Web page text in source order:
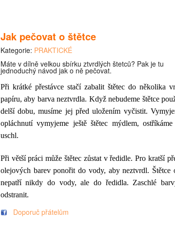
Jak pečovat o štětce
Kategorie: PRAKTICKÉ
Máte v dílně velkou sbírku ztvrdlých štetců? Pak je tu
jednoduchý návod jak o ně pečovat.
Při krátké přestávce stačí zabalit štětec do několika
papíru, aby barva neztvrdla. Když nebudeme štětce
delší dobu, musíme jej před uložením vyčistit.
opláchnutí vymyjeme ještě štětec mýdlem,
uschl.
Při větší práci může štětec zůstat v ředidle. Pro kratší
olejových barev ponořit do vody, aby neztvrdl. Štětce
nepatří nikdy do vody, ale do ředidla. Zaschlé
odstranit.
Doporuč přátelům